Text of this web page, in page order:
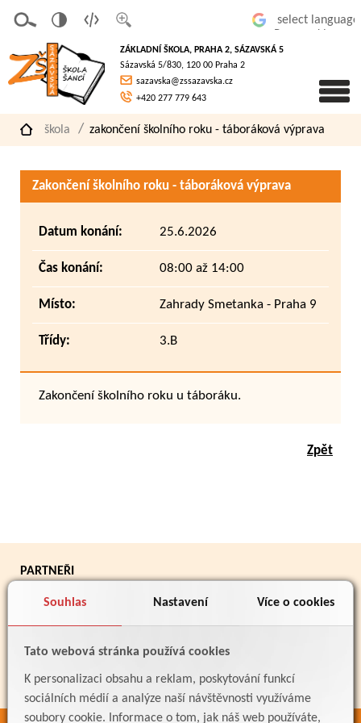
Souhlas Nastavení Více o cookies
Tato webová stránka používá cookies
K personalizaci obsahu a reklam, poskytování funkcí
sociálních médií a analýze naší návštěvnosti využíváme
soubory cookie. Informace o tom, jak náš web používáte,
písmo
á
verze
pro
slaboz
raké
ZÁKLADNÍ ŠKOLA, PRAHA 2, SÁZAVSKÁ 5
Sázavská 5/830, 120 00 Praha 2
sazavska@zssazavska.cz
+420 277 779 643
škola zakončení školního roku - táboráková výprava
Zakončení školního roku - táboráková výprava
Datum konání: 25.6.2026
Čas konání: 08:00 až 14:00
Místo: Zahrady Smetanka - Praha 9
Třídy: 3.B
Zakončení školního roku u táboráku.
Zpět
PARTNEŘI